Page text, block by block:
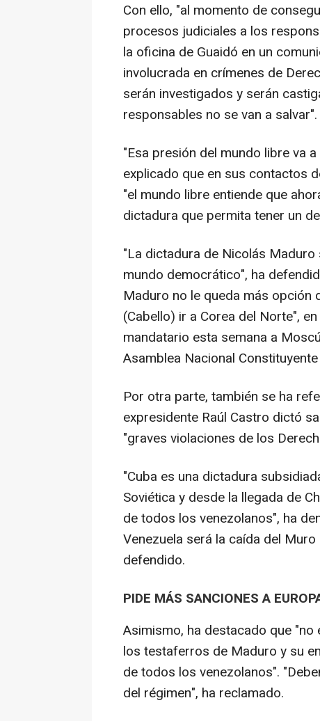
Con ello, "al momento de
procesos judiciales a los
la oficina de Guaidó en un
involucrada en crímenes de
serán investigados y serán
responsables no se van a salvar".
"Esa presión del mundo libre va
explicado que en sus contactos
"el mundo libre entiende que
dictadura que permita tener un
"La dictadura de Nicolás
mundo democrático", ha
Maduro no le queda más opción
(Cabello) ir a Corea del Norte",
mandatario esta semana a
Asamblea Nacional
Por otra parte, también se ha
expresidente Raúl Castro dictó
"graves violaciones de los
"Cuba es una dictadura
Soviética y desde la llegada de
de todos los venezolanos", ha
Venezuela será la caída del
defendido.
PIDE MÁS SANCIONES A
Asimismo, ha destacado que
los testaferros de Maduro y su
de todos los venezolanos".
del régimen", ha reclamado.